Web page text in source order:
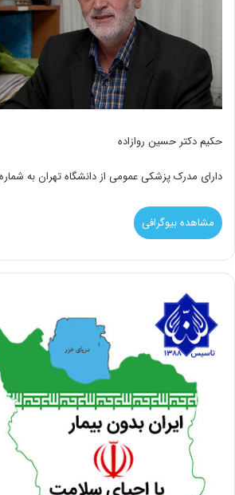
حکیم دکتر حسین روازاده
دارای مدرک پزشکی عمومی از دانشگاه تهران به شماره
مشاهده بیوگرافی